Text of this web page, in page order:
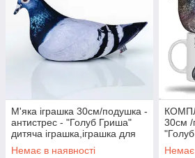
М'яка іграшка 30см/подушка -
антистрес - "Голуб Гриша"
дитяча іграшка,іграшка для
дітей,іграшка птах
Немає в наявності
30см /
Немає